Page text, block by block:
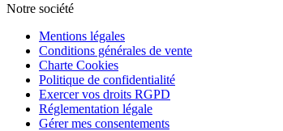
Notre société
Mentions légales
Conditions générales de vente
Charte Cookies
Politique de confidentialité
Exercer vos droits RGPD
Réglementation légale
Gérer mes consentements